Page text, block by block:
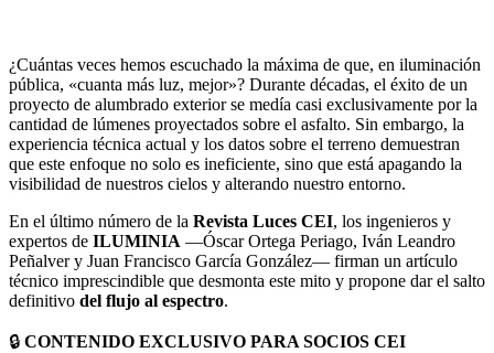
WhatsApp
¿Cuántas veces hemos escuchado la máxima de que, en iluminación
pública, «cuanta más luz, mejor»? Durante décadas, el éxito de un
proyecto de alumbrado exterior se medía casi exclusivamente por la
cantidad de lúmenes proyectados sobre el asfalto. Sin embargo, la
experiencia técnica actual y los datos sobre el terreno demuestran
que este enfoque no solo es ineficiente, sino que está apagando la
visibilidad de nuestros cielos y alterando nuestro entorno.
En el último número de la Revista Luces CEI, los ingenieros y
expertos de ILUMINIA —Óscar Ortega Periago, Iván Leandro
Peñalver y Juan Francisco García González— firman un artículo
técnico imprescindible que desmonta este mito y propone dar el salto
definitivo del flujo al espectro.
🔒 CONTENIDO EXCLUSIVO PARA SOCIOS CEI